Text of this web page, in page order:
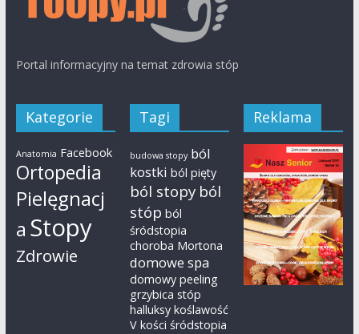
Portal informacyjny na temat zdrowia stóp
Kategorie
Anatomia Facebook
Ortopedia
Pielęgnacj
a Stopy
Zdrowie
Tagi
budowa stopy ból
kostki ból pięty
ból stopy ból
stóp ból
śródstopia
choroba Mortona
domowe spa
domowy peeling
grzybica stóp
halluksy koślawość
V kości śródstopia
Reklama